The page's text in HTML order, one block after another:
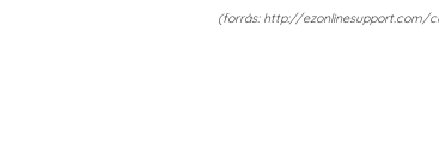
(forrás: http://ezonlinesupport.com/